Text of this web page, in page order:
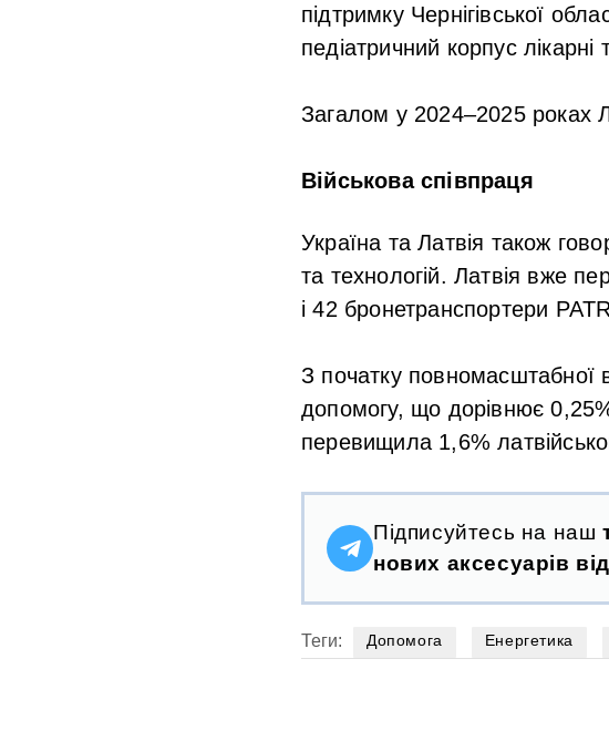
підтримку Чернігівської
педіатричний корпус
Загалом у 2024–2025 роках
Військова співпраця
Україна та Латвія також
та технологій. Латвія вже
і 42 бронетранспортери
З початку повномасштабної
допомогу, що дорівнює
перевищила 1,6%
Підписуйтесь на наш
нових аксесуарів
Теги: Допомога Енергетика